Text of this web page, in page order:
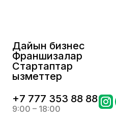
Дайын бизнес
Франшизалар
Стартаптар
Қызметтер
+7 777 353 88 88
9:00 – 18:00